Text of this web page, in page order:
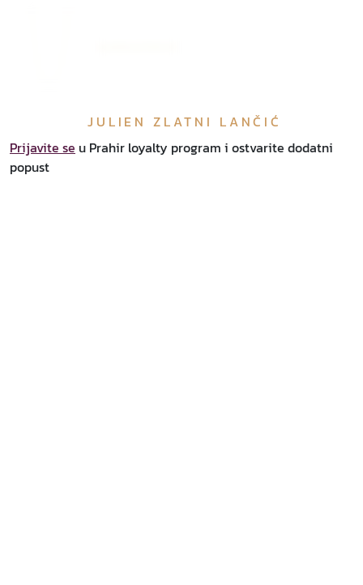
JULIEN ZLATNI LANČIĆ
Prijavite se u Prahir loyalty program i ostvarite dodatni
popust